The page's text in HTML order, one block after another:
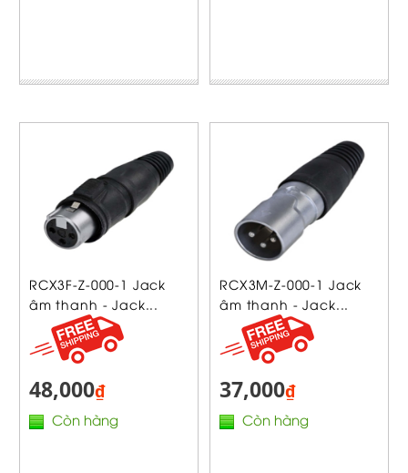
RCX3F-Z-000-1 Jack
âm thanh - Jack...
48,000₫
Còn hàng
RCX3M-Z-000-1 Jack
âm thanh - Jack...
37,000₫
Còn hàng